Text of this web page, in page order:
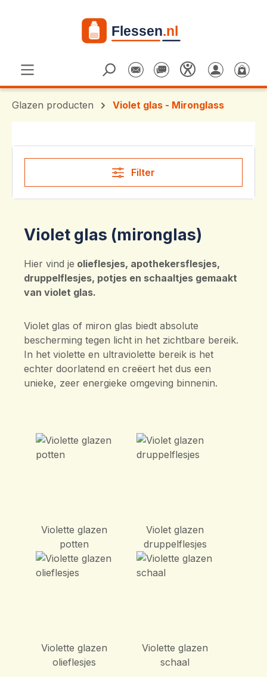
Glazen producten Violet glas - Mironglass
Filter
Violet glas (mironglas)
Hier vind je olieflesjes, apothekersflesjes,
druppelflesjes, potjes en schaaltjes gemaakt
van violet glas.
Violet glas of miron glas biedt absolute
bescherming tegen licht in het zichtbare bereik.
In het violette en ultraviolette bereik is het
echter doorlatend en creëert het dus een
unieke, zeer energieke omgeving binnenin.
Violette glazen
potten
Violet glazen
druppelflesjes
Violette glazen
olieflesjes
Violette glazen
schaal